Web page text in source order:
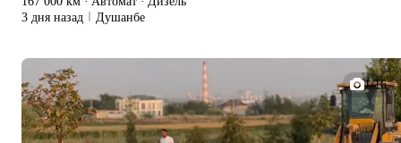
3 дня назад
Душанбе
1/16